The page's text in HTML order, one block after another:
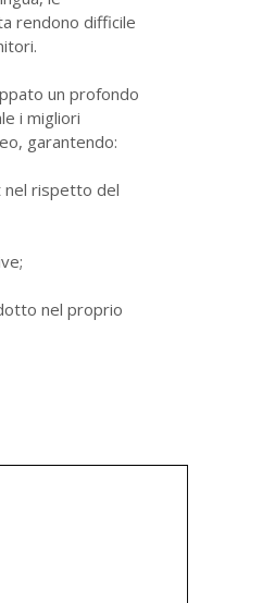
rendono difficile
un profondo
i migliori
garantendo:
nel rispetto del
nel proprio